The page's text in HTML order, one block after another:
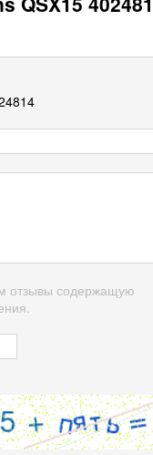
отзывы содержащую